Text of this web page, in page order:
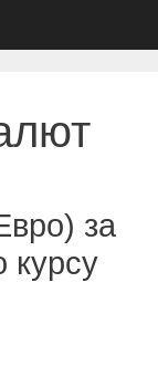
за